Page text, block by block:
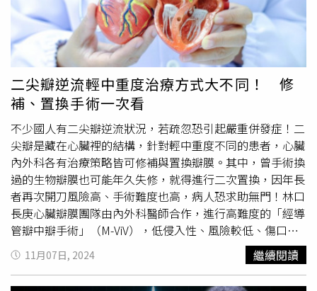
打開，此時植入新的瓣膜，瓣膜功能即開始啟動。相較於傳
開胸手術，TAVI不須讓心臟停止跳動、不須使用體外循
環、傷口較小、手術時間較短，對年紀較大、共病很多的病
人而言，手術風險較低，且術後住院天數少、恢復速度快。
專業評估選擇適合治療方案 重拾健康生活另一名71歲的翁
伯伯一樣也是主動脈瓣膜狹窄問題，同時有冠心病、大動脈
穿透性潰瘍，且因為有食道癌病史曾接受放射治療，不適合
傳統開刀手術，同樣透過TAVI，重新找回健康。楊仁宗院長
表示，TAVI屬高複雜度手術，且需要在具備高階主動脈手術
設備儀器的複合式手術室（Hybrid OR），由心臟內、外科
團隊共同合作，才能達到理想的手術效果。
二尖瓣逆流輕中重度治療方式大不同！ 修
補、置換手術一次看
不少國人有二尖瓣逆流狀況，若疏忽恐引起嚴重併發症！二
尖瓣是藏在心臟裡的結構，針對輕中重度不同的患者，心臟
內外科各有治療策略皆可修補與置換瓣膜。其中，曾手術換
過的生物瓣膜也可能年久失修，就得進行二次置換，因年長
者再次開刀風險高、手術難度也高，病人恐求助無門！林口
長庚心臟瓣膜團隊由內外科醫師合作，進行高難度的「經導
管瓣中瓣手術」（M-ViV），低侵入性、風險較低、傷口也
小，給予患者新解方。瓣膜無法閉合 血液逆流造成心悸、
呼吸困難二尖瓣是位於左心房左心室中間的瓣膜，由前葉和
後葉2個瓣葉組成，構造宛如閘門的2個門片，正常開合時可
11月07日, 2024 繼續閱讀